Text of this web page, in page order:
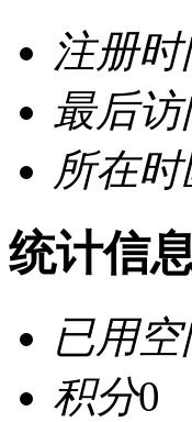
注册时
最后访
所在时
统计信
已用空
积分0